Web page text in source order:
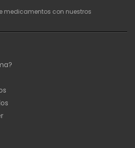
medicamentos con nuestros